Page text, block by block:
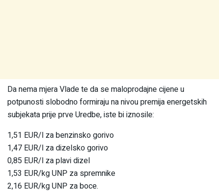
Da nema mjera Vlade te da se maloprodajne cijene u
potpunosti slobodno formiraju na nivou premija energetskih
subjekata prije prve Uredbe, iste bi iznosile:
1,51 EUR/l za benzinsko gorivo
1,47 EUR/l za dizelsko gorivo
0,85 EUR/l za plavi dizel
1,53 EUR/kg UNP za spremnike
2,16 EUR/kg UNP za boce.